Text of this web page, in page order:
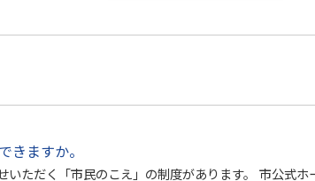
きますか。
ただく「市民のこえ」の制度があります。 市公式